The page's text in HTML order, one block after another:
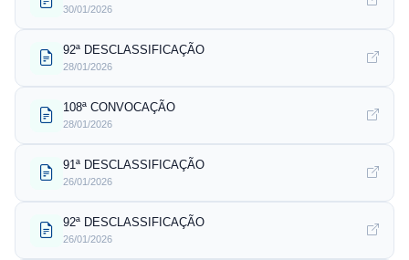
30/01/2026
92ª DESCLASSIFICAÇÃO
28/01/2026
108ª CONVOCAÇÃO
28/01/2026
91ª DESCLASSIFICAÇÃO
26/01/2026
92ª DESCLASSIFICAÇÃO
26/01/2026